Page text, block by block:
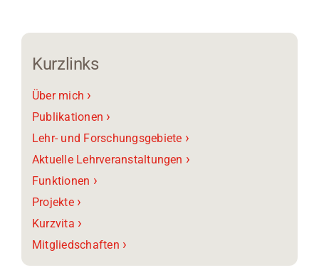
Kurzlinks
Über mich ›
Publikationen ›
Lehr- und Forschungsgebiete ›
Aktuelle Lehrveranstaltungen ›
Funktionen ›
Projekte ›
Kurzvita ›
Mitgliedschaften ›